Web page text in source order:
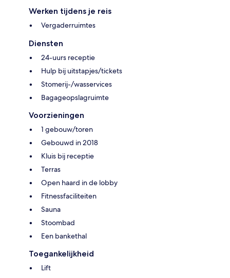
Werken tijdens je reis
Vergaderruimtes
Diensten
24-uurs receptie
Hulp bij uitstapjes/tickets
Stomerij-/wasservices
Bagageopslagruimte
Voorzieningen
1 gebouw/toren
Gebouwd in 2018
Kluis bij receptie
Terras
Open haard in de lobby
Fitnessfaciliteiten
Sauna
Stoombad
Een bankethal
Toegankelijkheid
Lift